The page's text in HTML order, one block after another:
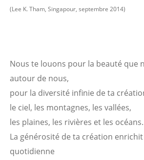
(Lee K. Tham, Singapour, septembre 2014)
Nous te louons pour la beauté que
autour de nous,
pour la diversité infinie de ta
le ciel, les montagnes, les vallées,
les plaines, les rivières et les océans.
La générosité de ta création
quotidienne